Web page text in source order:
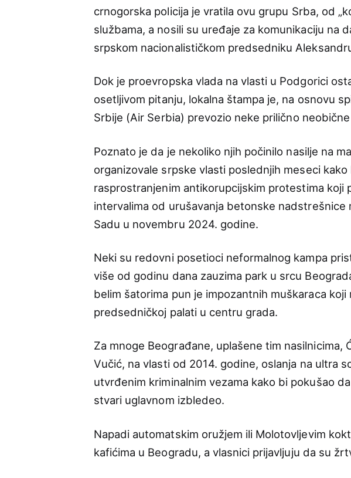
crnogorska policija je vratila ovu grupu Srba, od
službama, a nosili su uređaje za komunikaciju na
srpskom nacionalističkom predsedniku
Dok je proevropska vlada na vlasti u Podgorici
osetljivom pitanju, lokalna štampa je, na osnovu
Srbije (Air Serbia) prevozio neke prilično
Poznato je da je nekoliko njih počinilo nasilje na
organizovale srpske vlasti poslednjih meseci
rasprostranjenim antikorupcijskim protestima koji
intervalima od urušavanja betonske nadstrešnice
Sadu u novembru 2024. godine.
Neki su redovni posetioci neformalnog kampa
više od godinu dana zauzima park u srcu
belim šatorima pun je impozantnih muškaraca
predsedničkoj palati u centru grada.
Za mnoge Beograđane, uplašene tim nasilnicima,
Vučić, na vlasti od 2014. godine, oslanja na ultra
utvrđenim kriminalnim vezama kako bi pokušao
stvari uglavnom izbledeo.
Napadi automatskim oružjem ili Molotovljevim
kafićima u Beogradu, a vlasnici prijavljuju da su